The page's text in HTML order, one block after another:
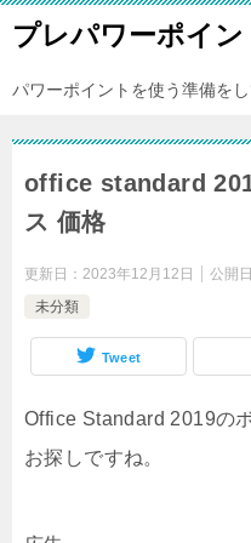
プレパワーポイン
パワーポイントを使う準備をし
office standard
ス 価格
更新日： 2023年12月12日 公開
未分類
Tweet
Office Standard 2019の
お探しですね。